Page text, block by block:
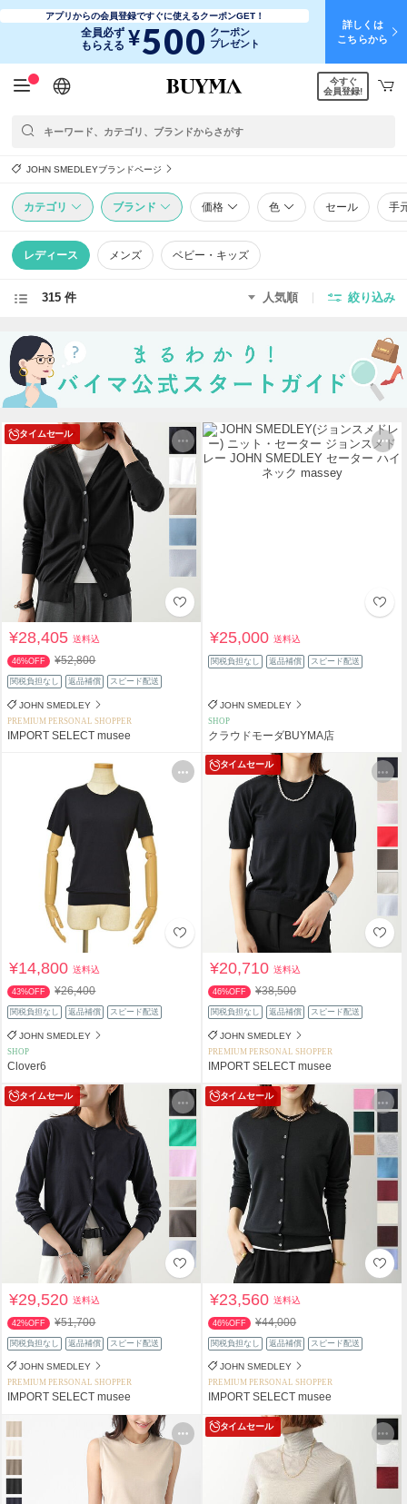
アプリからの会員登録ですぐに使えるクーポンGET！
全員必ず
もらえる ¥500 クーポン
プレゼント
詳しくは
こちらから
日本語
English
简体中文
繁體中文
今すぐ
会員登録!
JOHN SMEDLEYブランドページ
カテゴリ ブランド 価格 色 セール 手
レディース メンズ ベビー・キッズ
315 件 人気順 絞り込み
タイムセール
¥28,405送料込
46%OFF ¥52,800
関税負担なし 返品補償 スピード配送
JOHN SMEDLEY
PREMIUM PERSONAL SHOPPER
IMPORT SELECT musee
¥25,000送料込
関税負担なし 返品補償 スピード配送
JOHN SMEDLEY
SHOP
クラウドモーダBUYMA店
¥14,800送料込
43%OFF ¥26,400
関税負担なし 返品補償 スピード配送
JOHN SMEDLEY
SHOP
Clover6
タイムセール
¥20,710送料込
46%OFF ¥38,500
関税負担なし 返品補償 スピード配送
JOHN SMEDLEY
PREMIUM PERSONAL SHOPPER
IMPORT SELECT musee
タイムセール
¥29,520送料込
42%OFF ¥51,700
関税負担なし 返品補償 スピード配送
JOHN SMEDLEY
PREMIUM PERSONAL SHOPPER
IMPORT SELECT musee
タイムセール
¥23,560送料込
46%OFF ¥44,000
関税負担なし 返品補償 スピード配送
JOHN SMEDLEY
PREMIUM PERSONAL SHOPPER
IMPORT SELECT musee
タイムセール